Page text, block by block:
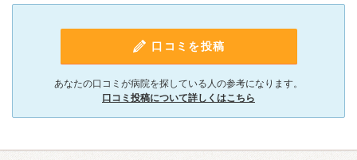
口コミを投稿
あなたの口コミが病院を探している人の参考になります。
口コミ投稿について詳しくはこちら